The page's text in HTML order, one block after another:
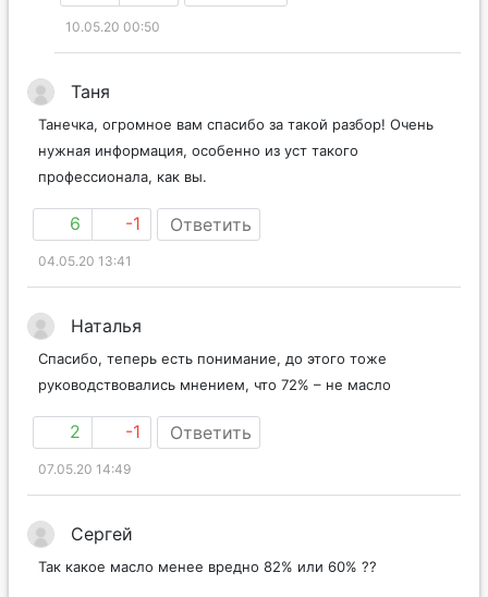
2 -1 Ответить
10.05.20 00:50
Танечка, огромное вам спасибо за такой разбор! Очень
нужная информация, особенно из уст такого
6 -1 Ответить
04.05.20 13:41
Наталья
Спасибо, теперь есть понимание, до этого тоже
2 -1 Ответить
07.05.20 14:49